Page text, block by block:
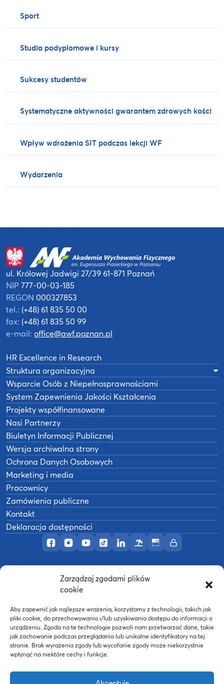
Zarządzaj zgodami plików
cookie
Aby zapewnić jak najlepsze wrażenia, korzystamy z technologii, takich jak
pliki cookie, do przechowywania i/lub uzyskiwania dostępu do informacji o
urządzeniu. Zgoda na te technologie pozwoli nam przetwarzać dane, takie
jak zachowanie podczas przeglądania lub unikalne identyfikatory na tej
stronie. Brak wyrażenia zgody lub wycofanie zgody może niekorzystnie
wpłynąć na niektóre cechy i funkcje.
Sport
Studia podyplomowe i kursy
Sukcesy studentów
Systematyczne aktywności gwarantem zdrowych kości
Wpływ wdrożenia SIT podczas lekcji WF
Wydarzenia
Profil AWF Poznań w serwisie Facebook
Profil AWF Poznań w serwisie Instagram
Profil AWF Poznań w serwisie YouTube
Profil AWF Poznań w serwisie
Profil AWF Poznań w
OśrodekBiuletynIntranet
ul. Królowej Jadwigi 27/3961-871 Poznań
NIP 777-00-03-185
REGON 000327853
tel.: (+48) 61 835 50 00
fax: (+48) 61 835 50 99
e-mail: office@awf.poznan.pl
HR Excellence in Research
Struktura organizacyjna
Wsparcie Osób z Niepełnosprawnościami
System Zapewnienia Jakości Kształcenia
Projekty współfinansowane
Nasi Partnerzy
Biuletyn Informacji Publicznej
Wersja archiwalna strony
Ochrona Danych Osobowych
Marketing i media
Pracownicy
Zamówienia publiczne
Kontakt
Deklaracja dostępności
Akademia Wychowania Fizycznego w
Wykonanie:nFinity.pl